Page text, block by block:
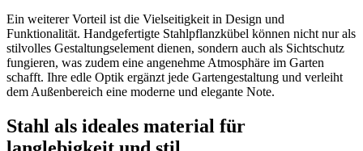
Ein weiterer Vorteil ist die Vielseitigkeit in Design und
Funktionalität. Handgefertigte Stahlpflanzkübel können nicht nur als
stilvolles Gestaltungselement dienen, sondern auch als Sichtschutz
fungieren, was zudem eine angenehme Atmosphäre im Garten
schafft. Ihre edle Optik ergänzt jede Gartengestaltung und verleiht
dem Außenbereich eine moderne und elegante Note.
Stahl als ideales material für